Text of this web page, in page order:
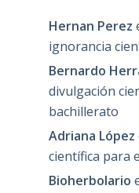
Hernan Perez
ignorancia
Bernardo
divulgación
bachillerato
Adriana López
científica para
Bioherbolario